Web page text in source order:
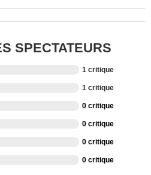
SPECTATEURS
1 critique
1 critique
0 critique
0 critique
0 critique
0 critique